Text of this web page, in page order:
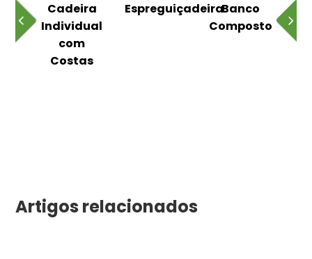
Cadeira
Individual
com
Costas
EspreguiçadeiraBanco
Composto
Artigos relacionados